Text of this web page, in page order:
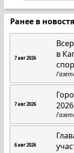
Ранее в
7 авг 2026
в
7 авг 2026
6 авг 2026